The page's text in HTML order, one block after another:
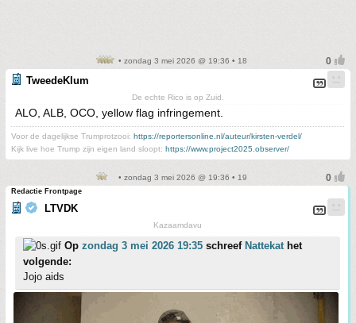
• zondag 3 mei 2026 @ 19:36 • 18
TweedeKlum
De echte Rico is op Zuid.
ALO, ALB, OCO, yellow flag infringement.
Voor de dagelijkse Trumprotzooi: https://reportersonline.nl/auteur/kirsten-verdel/
Kijk live hoe Trump zijn eigen land sloopt: https://www.project2025.observer/
• zondag 3 mei 2026 @ 19:36 • 19
Redactie Frontpage
LTVDK
Kazaamdavu
Op zondag 3 mei 2026 19:35 schreef Nattekat het
volgende:
Jojo aids